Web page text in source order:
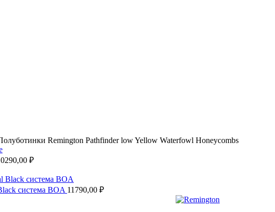
Remington Pathfinder low Yellow Waterfowl Honeycombs
₽
система BOA 11790,00 ₽